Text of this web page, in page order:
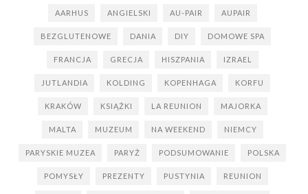
AARHUS ANGIELSKI AU-PAIR AUPAIR
BEZGLUTENOWE DANIA DIY DOMOWE SPA
FRANCJA GRECJA HISZPANIA IZRAEL
JUTLANDIA KOLDING KOPENHAGA KORFU
KRAKÓW KSIĄŻKI LA REUNION MAJORKA
MALTA MUZEUM NA WEEKEND NIEMCY
PARYSKIE MUZEA PARYŻ PODSUMOWANIE POLSKA
POMYSŁY PREZENTY PUSTYNIA REUNION